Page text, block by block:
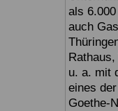
als
auch
u. a. mit
eines
Goethe-